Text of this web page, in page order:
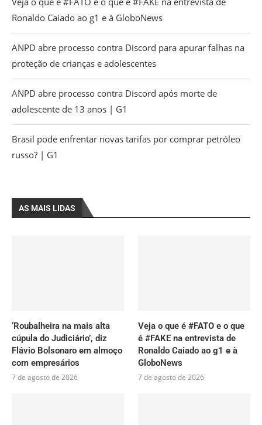
Ronaldo Caiado ao g1 e à GloboNews
ANPD abre processo contra Discord para apurar falhas na
proteção de crianças e adolescentes
ANPD abre processo contra Discord após morte de
adolescente de 13 anos | G1
Brasil pode enfrentar novas tarifas por comprar petróleo
russo? | G1
AS MAIS LIDAS
‘Roubalheira na mais alta
cúpula do Judiciário’, diz
Flávio Bolsonaro em almoço
com empresários
7 de agosto de 2026
Veja o que é #FATO e o que
é #FAKE na entrevista de
Ronaldo Caiado ao g1 e à
GloboNews
7 de agosto de 2026